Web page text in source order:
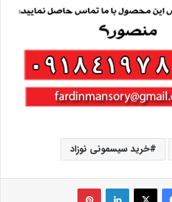
خرید سیسمونی نوزاد
فیس بوک X لینکدین ‫پین‌ترست